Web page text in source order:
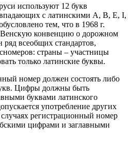
используют 12 букв
с латинскими А, В, Е, І,
тем, что в 1968 г.
Венскую конвенцию о дорожном
всеобщих стандартов,
страны – участницы
только латинские буквы.
номер должен состоять либо
Цифры должны быть
буквами латинского
употребление других
регистрационный номер
цифрами и заглавными